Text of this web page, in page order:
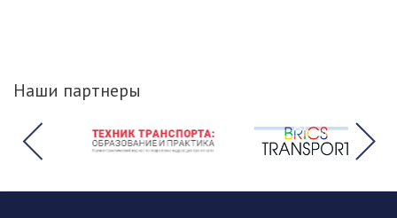
Наши партнеры